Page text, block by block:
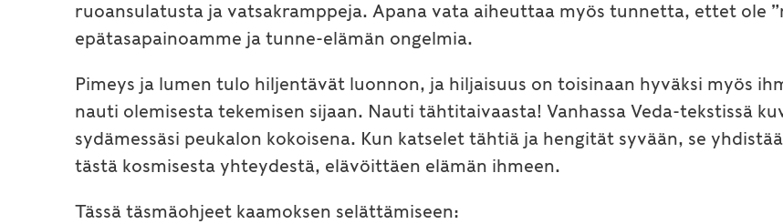
ruoansulatusta ja vatsakramppeja. Apana vata aiheuttaa myös tunnetta, ettet ole
epätasapainoamme ja tunne-elämän ongelmia.
Pimeys ja lumen tulo hiljentävät luonnon, ja hiljaisuus on toisinaan hyväksi myös
nauti olemisesta tekemisen sijaan. Nauti tähtitaivaasta! Vanhassa Veda-tekstissä
sydämessäsi peukalon kokoisena. Kun katselet tähtiä ja hengität syvään, se
tästä kosmisesta yhteydestä, elävöittäen elämän ihmeen.
Tässä täsmäohjeet kaamoksen selättämiseen: